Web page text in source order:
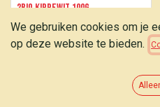
2BIO Kippewit 100g
4,55€
We gebruiken cookies om je
op deze website te bieden.